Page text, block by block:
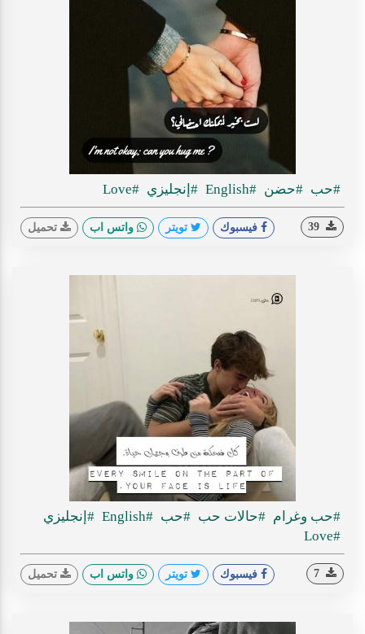
#حب #حضن #English #إنجليزي #Love
فيسبوك تويتر واتس اب تحميل
#حب وغرام #حالات حب #حب #English
#إنجليزي
#Love
فيسبوك تويتر واتس اب تحميل